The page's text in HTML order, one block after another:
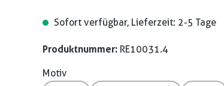
Sofort verfügbar, Lieferzeit: 2-5 Tage
Produktnummer: RE10031.4
Motiv